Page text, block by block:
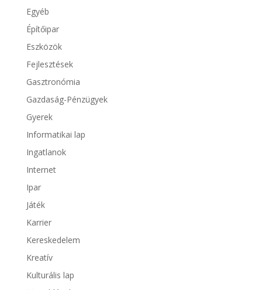
Egyéb
Építőipar
Eszközök
Fejlesztések
Gasztronómia
Gazdaság-Pénzügyek
Gyerek
Informatikai lap
Ingatlanok
Internet
Ipar
Játék
Karrier
Kereskedelem
Kreatív
Kulturális lap